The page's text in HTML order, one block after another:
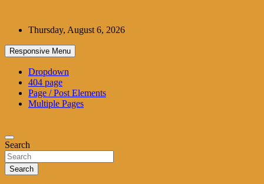
contentThursday, August 6, 2026
Responsive Menu
Dropdown
404 page
Page / Post Elements
Multiple Pages
Search
Search